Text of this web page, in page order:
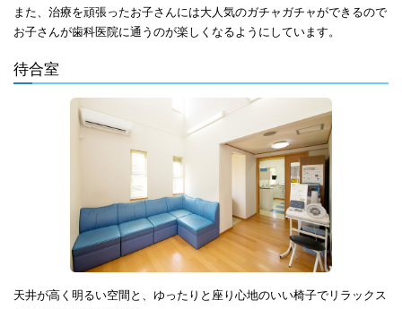
また、治療を頑張ったお子さんには大人気のガチャガチャができるので
お子さんが歯科医院に通うのが楽しくなるようにしています。
待合室
天井が高く明るい空間と、ゆったりと座り心地のいい椅子でリラックス